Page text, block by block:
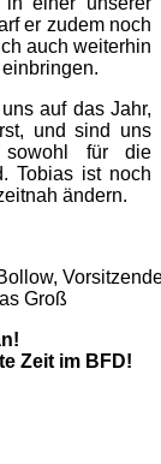
er zudem noch
auch weiterhin
auf das Jahr,
und sind uns
sowohl für die
Tobias ist noch
ändern.
Groß
Zeit im BFD!